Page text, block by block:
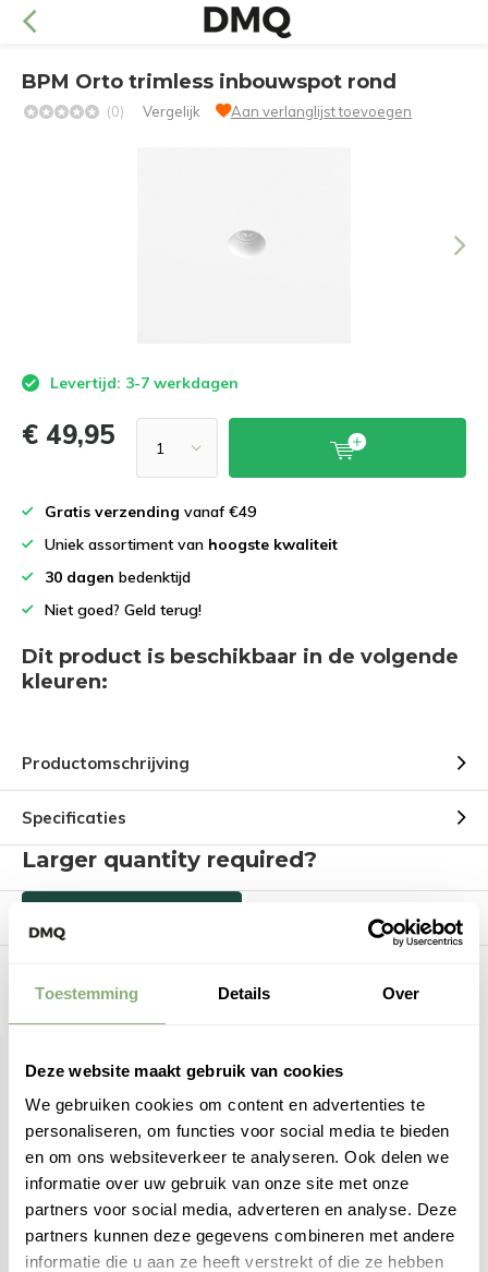
Toestemming Details Over
Deze website maakt gebruik van cookies
We gebruiken cookies om content en advertenties te
personaliseren, om functies voor social media te bieden
en om ons websiteverkeer te analyseren. Ook delen we
informatie over uw gebruik van onze site met onze
partners voor social media, adverteren en analyse. Deze
partners kunnen deze gegevens combineren met andere
informatie die u aan ze heeft verstrekt of die ze hebben
BPM Orto trimless inbouwspot rond
(0) Vergelijk Aan verlanglijst toevoegen
Levertijd: 3-7 werkdagen
€ 49,95
Gratis verzending vanaf €49
Uniek assortiment van hoogste kwaliteit
30 dagen bedenktijd
Niet goed? Geld terug!
Dit product is beschikbaar in de volgende
kleuren:
Productomschrijving
Specificaties
Larger quantity required?
Wij bevelen ook aan
BPM Vega trimless
inbouwspot vierkant -
GU10
BPM Vega Twins trimless
inbouwspot vierkant -
GU10